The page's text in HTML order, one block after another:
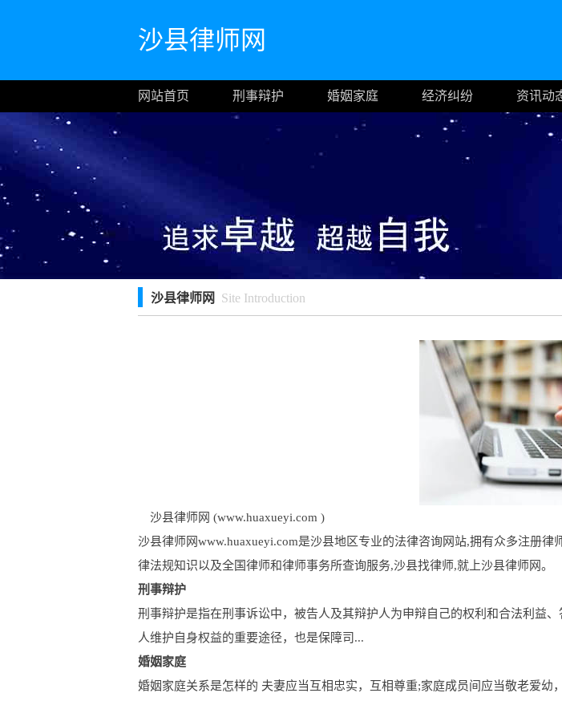
沙县律师网
网站首页 刑事辩护 婚姻家庭 经济纠纷 资讯动
沙县律师网 Site Introduction
沙县律师网 (www.huaxueyi.com )
沙县律师网www.huaxueyi.com是沙县地区专业的法律咨询网站,拥有众多注册
律法规知识以及全国律师和律师事务所查询服务,沙县找律师,就上沙县律师网。
刑事辩护
刑事辩护是指在刑事诉讼中，被告人及其辩护人为申辩自己的权利和合法利益
人维护自身权益的重要途径，也是保障司...
婚姻家庭
婚姻家庭关系是怎样的 夫妻应当互相忠实，互相尊重;家庭成员间应当敬老爱